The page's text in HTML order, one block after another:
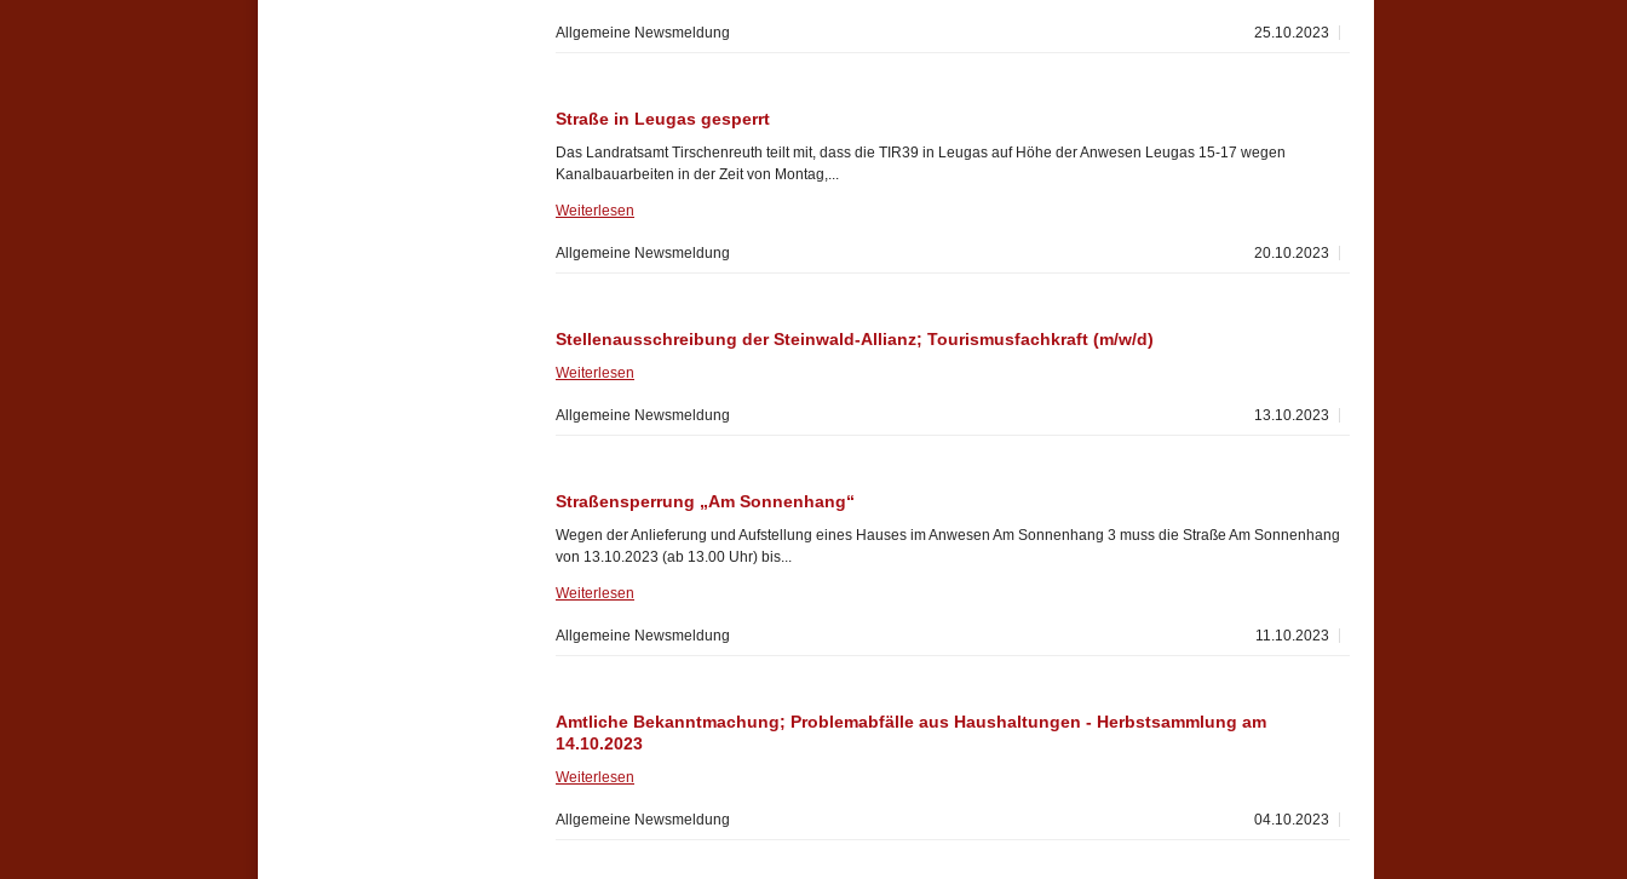
25.10.2023
Allgemeine Newsmeldung
Straße in Leugas gesperrt
Das Landratsamt Tirschenreuth teilt mit, dass die TIR39 in Leugas auf Höhe der Anwesen Leugas 15-17 wegen
Kanalbauarbeiten in der Zeit von Montag,...
Weiterlesen
20.10.2023
Allgemeine Newsmeldung
Stellenausschreibung der Steinwald-Allianz; Tourismusfachkraft (m/w/d)
Weiterlesen
13.10.2023
Allgemeine Newsmeldung
Straßensperrung „Am Sonnenhang“
Wegen der Anlieferung und Aufstellung eines Hauses im Anwesen Am Sonnenhang 3 muss die Straße Am Sonnenhang
von 13.10.2023 (ab 13.00 Uhr) bis...
Weiterlesen
11.10.2023
Allgemeine Newsmeldung
Amtliche Bekanntmachung; Problemabfälle aus Haushaltungen - Herbstsammlung am
14.10.2023
Weiterlesen
04.10.2023
Allgemeine Newsmeldung